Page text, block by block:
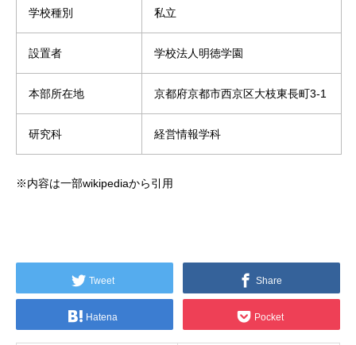
学校種別 私立
設置者 学校法人明徳学園
本部所在地 京都府京都市西京区大枝東長町3-1
研究科 経営情報学科
※内容は一部wikipediaから引用
Tweet Share
Hatena Pocket